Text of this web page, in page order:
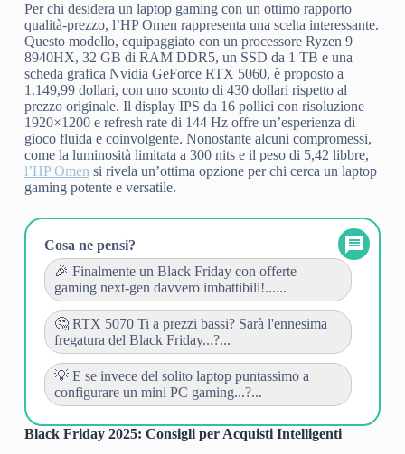
Per chi desidera un laptop gaming con un ottimo rapporto
qualità-prezzo, l’HP Omen rappresenta una scelta interessante.
Questo modello, equipaggiato con un processore Ryzen 9
8940HX, 32 GB di RAM DDR5, un SSD da 1 TB e una
scheda grafica Nvidia GeForce RTX 5060, è proposto a
1.149,99 dollari, con uno sconto di 430 dollari rispetto al
prezzo originale. Il display IPS da 16 pollici con risoluzione
1920×1200 e refresh rate di 144 Hz offre un’esperienza di
gioco fluida e coinvolgente. Nonostante alcuni compromessi,
come la luminosità limitata a 300 nits e il peso di 5,42 libbre,
l’HP Omen si rivela un’ottima opzione per chi cerca un laptop
gaming potente e versatile.
Cosa ne pensi?
🎉 Finalmente un Black Friday con offerte
gaming next-gen davvero imbattibili!......
🤔 RTX 5070 Ti a prezzi bassi? Sarà l'ennesima
fregatura del Black Friday...?...
💡 E se invece del solito laptop puntassimo a
configurare un mini PC gaming...?...
Black Friday 2025: Consigli per Acquisti Intelligenti